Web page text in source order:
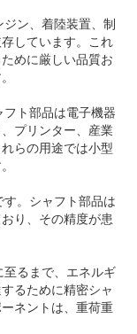
ン、着陸装置、制
しています。これ
めに厳しい品質お
フト部品は電子機器
プリンター、産業
らの用途では小型
。シャフト部品は
り、その精度が患
至るまで、エネルギ
るために精密シャ
ネントは、重荷重